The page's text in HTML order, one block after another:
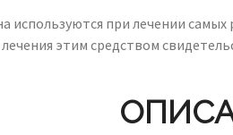
используются при лечении
этим средством